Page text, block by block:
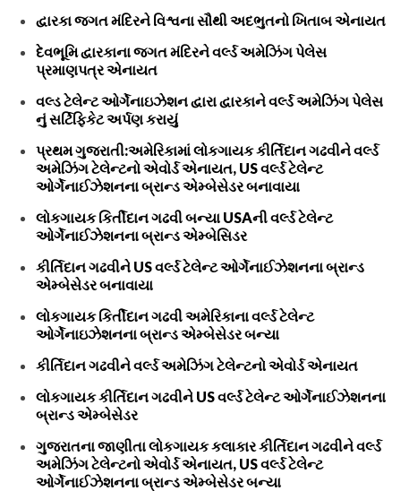
દ્વારકા જગત મંદિરને વિશ્વના સૌથી અદભુતનો ખિતાબ એનાયત
દેવભૂમિ દ્વારકાના જગત મંદિરને વર્લ્ડ અમેઝિંગ પેલેસ
પ્રમાણપત્ર એનાયત
વલ્ડ ટેલેન્ટ ઓર્ગેનાઇઝેશન દ્વારા દ્વારકાને વર્લ્ડ અમેઝિંગ પેલેસ
નું સર્ટિફિકેટ અર્પણ કરાયું
પ્રથમ ગુજરાતી:અમેરિકામાં લોકગાયક કીર્તિદાન ગઢવીને વર્લ્ડ
અમેઝિંગ ટેલેન્ટનો એવોર્ડ એનાયત, US વર્લ્ડ ટેલેન્ટ
ઓર્ગેનાઈઝેશનના બ્રાન્ડ એમ્બેસેડર બનાવાયા
લોકગાયક કિર્તીદાન ગઢવી બન્યા USAની વર્લ્ડ ટેલેન્ટ
ઓર્ગેનાઈઝેશનના બ્રાન્ડ એમ્બેસિડર
કીર્તિદાન ગઢવીને US વર્લ્ડ ટેલેન્ટ ઓર્ગેનાઈઝેશનના બ્રાન્ડ
એમ્બેસેડર બનાવાયા
લોકગાયક કિર્તીદાન ગઢવી અમેરિકાના વર્લ્ડ ટેલેન્ટ
ઓર્ગેનાઇઝેશનના બ્રાન્ડ એમ્બેસેડર બન્યા
કીર્તિદાન ગઢવીને વર્લ્ડ અમેઝિંગ ટેલેન્ટનો એવોર્ડ એનાયત
લોકગાયક કીર્તિદાન ગઢવીને US વર્લ્ડ ટેલેન્ટ ઓર્ગેનાઈઝેશનના
બ્રાન્ડ એમ્બેસેડર
ગુજરાતના જાણીતા લોકગાયક કલાકાર કીર્તિદાન ગઢવીને વર્લ્ડ
અમેઝિંગ ટેલેન્ટનો એવોર્ડ એનાયત, US વર્લ્ડ ટેલેન્ટ
ઓર્ગેનાઈઝેશનના બ્રાન્ડ એમ્બેસેડર બન્યા